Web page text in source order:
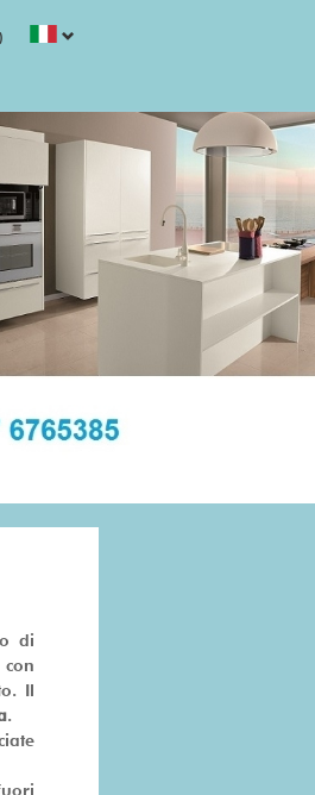
di
con
Il